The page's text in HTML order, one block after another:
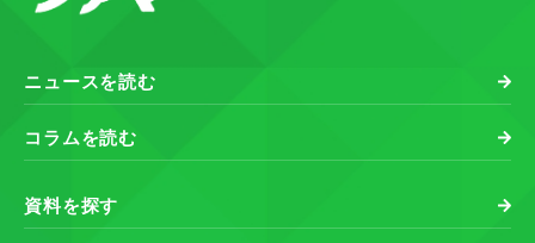
ニュースを読む
コラムを読む
資料を探す